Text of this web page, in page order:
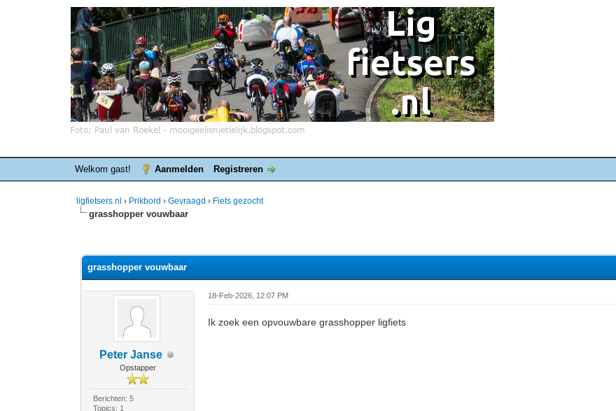
Welkom gast! Aanmelden Registreren
ligfietsers.nl › Prikbord ›Gevraagd › Fiets gezocht
grasshopper vouwbaar
grasshopper vouwbaar
Peter Janse
Opstapper
Berichten: 5
Topics: 1
18-Feb-2026, 12:07 PM
Ik zoek een opvouwbare grasshopper ligfiets